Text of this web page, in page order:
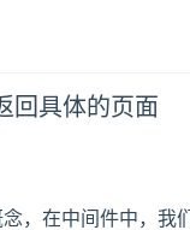
回具体的页面
，在中间件中，